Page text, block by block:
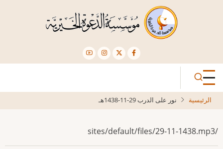
الرئيسية نور على الدرب 29-11-1438هـ
/sites/default/files/29-11-1438.mp3